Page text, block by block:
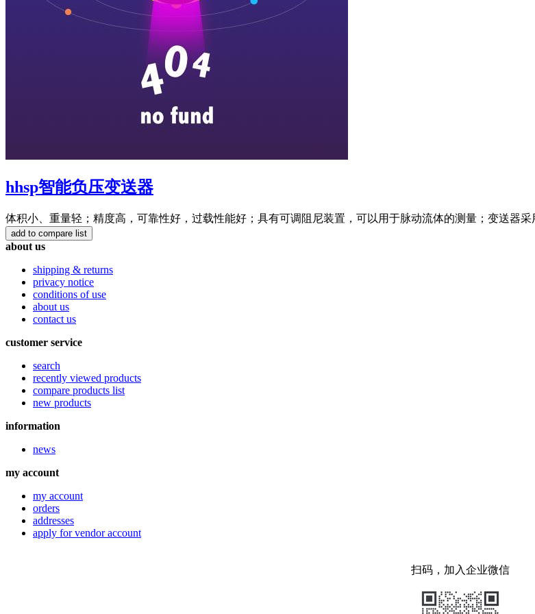
hhsp智能负压变送器
体积小、重量轻；精度高，可靠性好，过载性能好；具有可调阻尼装置，可以用于脉动流体的测量；变送器采
about us
shipping & returns
privacy notice
conditions of use
about us
contact us
customer service
search
recently viewed products
compare products list
new products
information
news
my account
my account
orders
addresses
apply for vendor account
扫码，加入企业微信